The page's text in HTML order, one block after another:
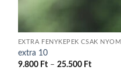
EXTRA FÉNYKÉPEK CSAK
extra 10
9.800 Ft – 25.500 Ft